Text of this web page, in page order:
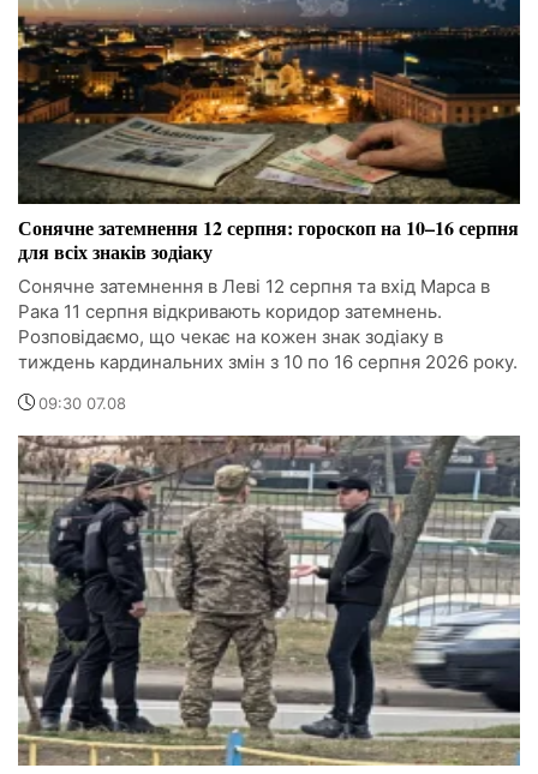
Сонячне затемнення 12 серпня: гороскоп на 10–16 серпня
для всіх знаків зодіаку
Сонячне затемнення в Леві 12 серпня та вхід Марса в
Рака 11 серпня відкривають коридор затемнень.
Розповідаємо, що чекає на кожен знак зодіаку в
тиждень кардинальних змін з 10 по 16 серпня 2026 року.
09:30 07.08